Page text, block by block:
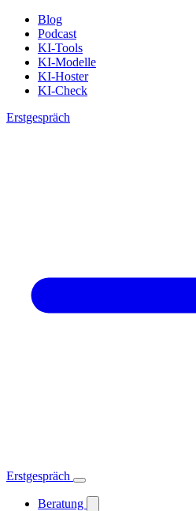
Blog
Podcast
KI-Tools
KI-Modelle
KI-Hoster
KI-Check
Erstgespräch
Erstgespräch
Beratung